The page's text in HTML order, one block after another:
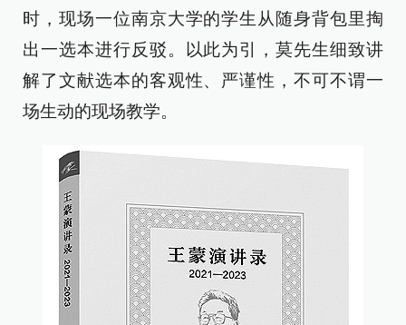
时，现场一位南京大学的学生从随身背包里掏
出一选本进行反驳。以此为引，莫先生细致讲
解了文献选本的客观性、严谨性，不可不谓一
场生动的现场教学。